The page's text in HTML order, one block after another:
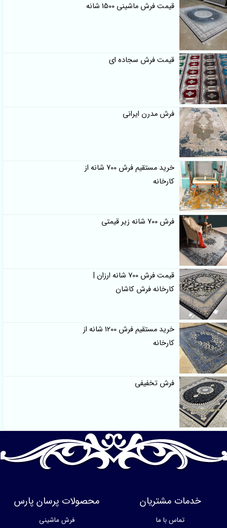
قیمت فرش ماشینی 1500 شانه
قیمت فرش سجاده ای
فرش مدرن ایرانی
خرید مستقیم فرش 700 شانه از
کارخانه
فرش 700 شانه زیر قیمتی
قیمت فرش 700 شانه ارزان |
کارخانه فرش کاشان
خرید مستقیم فرش 1200 شانه از
کارخانه
فرش تخفیفی
خدمات مشتریان
تماس با ما
محصولات پرسان پارس
فرش ماشینی